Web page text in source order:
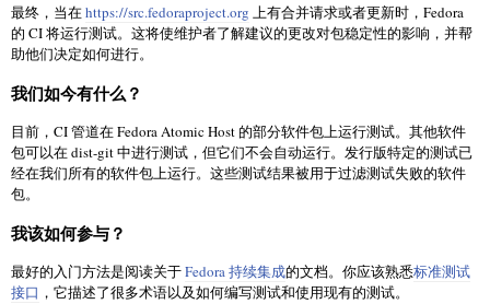
最终，当在https://src.fedoraproject.org 上有合并请求或者更新时，Fedora
的 CI 将运行测试。这将使维护者了解建议的更改对包稳定性的影响，并帮
助他们决定如何进行。
我们如今有什么？
目前，CI 管道在 Fedora Atomic Host 的部分软件包上运行测试。其他软件
包可以在 dist-git 中进行测试，但它们不会自动运行。发行版特定的测试已
经在我们所有的软件包上运行。这些测试结果被用于过滤测试失败的软件
包。
我该如何参与？
最好的入门方法是阅读关于Fedora 持续集成的文档。你应该熟悉标准测试
接口 ，它描述了很多术语以及如何编写测试和使用现有的测试。